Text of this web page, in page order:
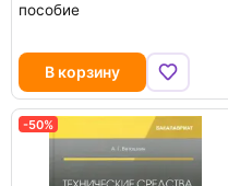
пособие
В корзину
-50%